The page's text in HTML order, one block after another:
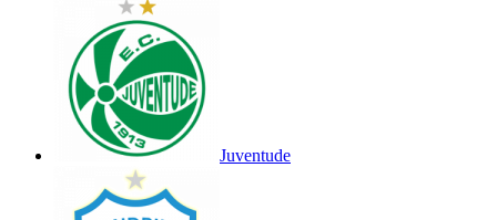
Juventude